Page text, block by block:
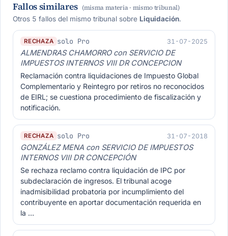
Fallos similares (misma materia · mismo tribunal)
Otros 5 fallos del mismo tribunal sobre Liquidación.
RECHAZA solo Pro 31-07-2025
ALMENDRAS CHAMORRO con SERVICIO DE
IMPUESTOS INTERNOS VIII DR CONCEPCION
Reclamación contra liquidaciones de Impuesto Global
Complementario y Reintegro por retiros no reconocidos
de EIRL; se cuestiona procedimiento de fiscalización y
notificación.
RECHAZA solo Pro 31-07-2018
GONZÁLEZ MENA con SERVICIO DE IMPUESTOS
INTERNOS VIII DR CONCEPCIÓN
Se rechaza reclamo contra liquidación de IPC por
subdeclaración de ingresos. El tribunal acoge
inadmisibilidad probatoria por incumplimiento del
contribuyente en aportar documentación requerida en
la …